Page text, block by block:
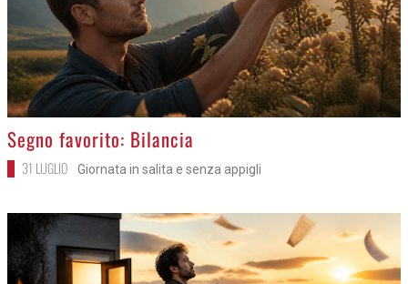
>
Segno favorito: Bilancia
31 LUGLIO Giornata in salita e senza appigli